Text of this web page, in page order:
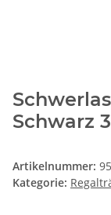
Schwarz
Artikelnummer:
Kategorie: